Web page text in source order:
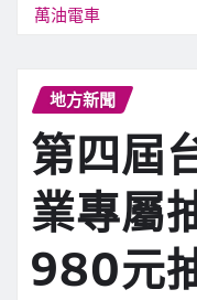
萬油電車
地方新聞
第四屆
業專屬
980元